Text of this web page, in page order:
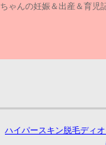
ゃんの妊娠＆出産＆育児
ハイパースキン脱毛ディ